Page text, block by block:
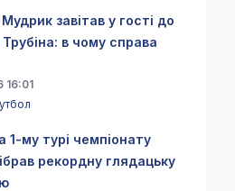
завітав у гості до
в чому справа
16:01
1-му турі чемпіонату
рекордну глядацьку